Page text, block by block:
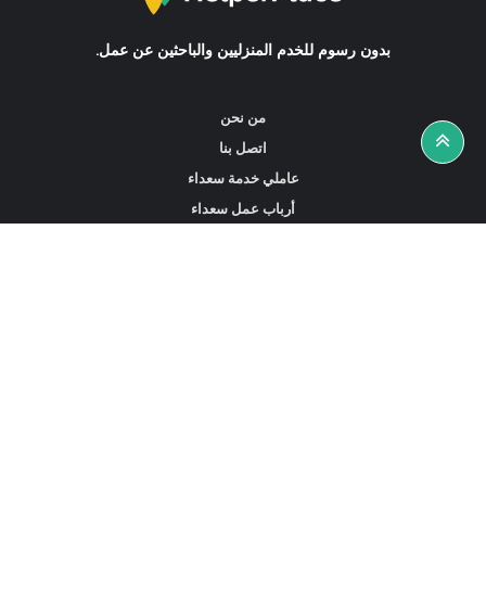
بدون رسوم للخدم المنزليين والباحثين عن عمل.
من نحن
اتصل بنا
عاملي خدمة سعداء
أرباب عمل سعداء